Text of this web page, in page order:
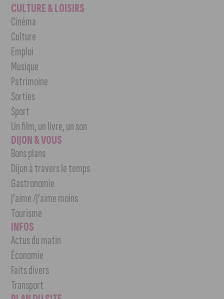
CULTURE & LOISIRS
Cinéma
Culture
Emploi
Musique
Patrimoine
Sorties
Sport
Un film, un livre, un son
DIJON & VOUS
Bons plans
Dijon à travers le temps
Gastronomie
J’aime /J’aime moins
Tourisme
INFOS
Actus du matin
Économie
Faits divers
Transport